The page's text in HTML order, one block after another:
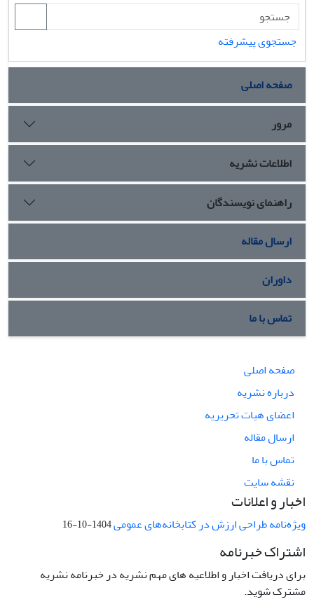
جستجوی پیشرفته
صفحه اصلی
مرور
اطلاعات نشریه
راهنمای نویسندگان
ارسال مقاله
داوران
تماس با ما
صفحه اصلی
درباره نشریه
اعضای هیات تحریریه
ارسال مقاله
تماس با ما
نقشه سایت
اخبار و اعلانات
ویژه‌نامه طراحی ارزش در کتابخانه‌های عمومی1404-10-16
اشتراک خبرنامه
برای دریافت اخبار و اطلاعیه های مهم نشریه در خبرنامه نشریه
مشترک شوید.